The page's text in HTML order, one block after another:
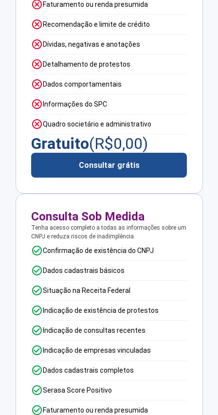
Faturamento ou renda presumida
Recomendação e limite de crédito
Dívidas, negativas e anotações
Detalhamento de protestos
Dados comportamentais
Informações do SPC
Quadro societário e administrativo
Gratuito(R$0,00)
Consultar grátis
Consulta Sob Medida
Tenha acesso completo a todas as informações sobre um
CNPJ e reduza riscos de inadimplência.
Confirmação de existência do CNPJ
Dados cadastrais básicos
Situação na Receita Federal
Indicação de existência de protestos
Indicação de consultas recentes
Indicação de empresas vinculadas
Dados cadastrais completos
Serasa Score Positivo
Faturamento ou renda presumida